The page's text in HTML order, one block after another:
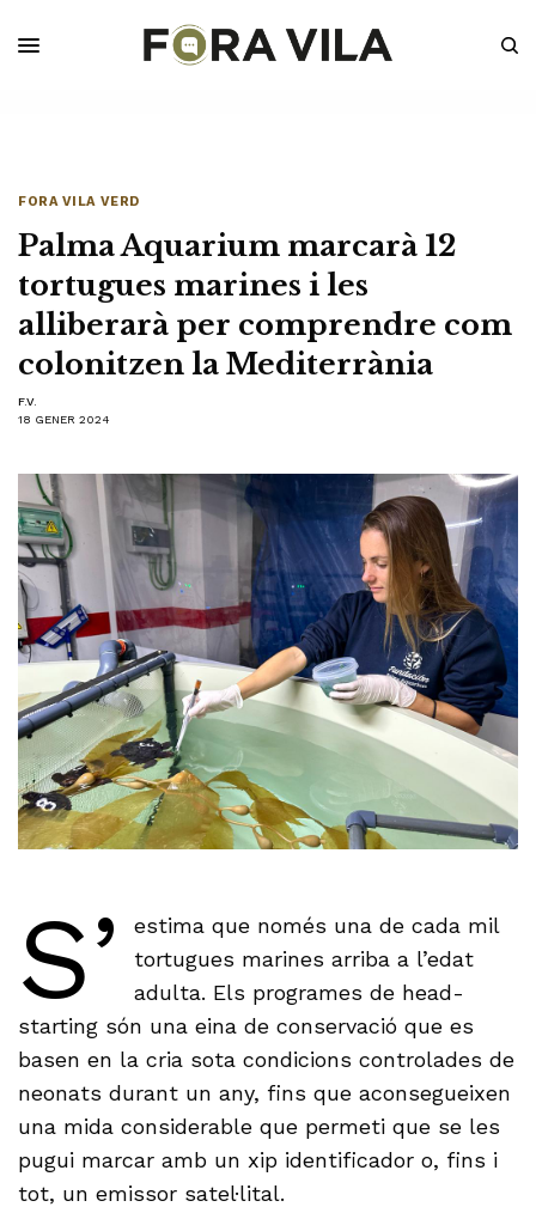
FORA VILA VERD
Palma Aquarium marcarà 12
tortugues marines i les
alliberarà per comprendre com
colonitzen la Mediterrània
F.V.
18 GENER 2024
S’
estima que només una de cada mil
tortugues marines arriba a l’edat
adulta. Els programes de head-
starting són una eina de conservació que es
basen en la cria sota condicions controlades de
neonats durant un any, fins que aconsegueixen
una mida considerable que permeti que se les
pugui marcar amb un xip identificador o, fins i
tot, un emissor satel·lital.